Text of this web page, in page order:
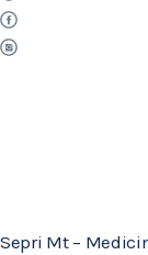
Sepri Mt –